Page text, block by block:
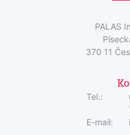
PALAS
370 11
Tel.:
E-mail: